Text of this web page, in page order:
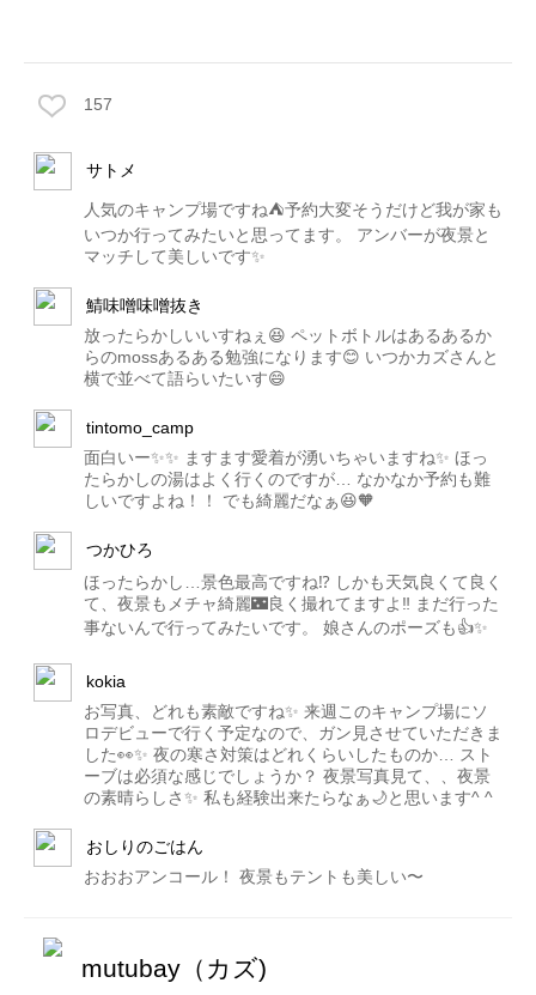
157
サトメ
人気のキャンプ場ですね⛺️予約大変そうだけど我が家も
いつか行ってみたいと思ってます。 アンバーが夜景と
マッチして美しいです✨
鯖味噌味噌抜き
放ったらかしいいすねぇ😆 ペットボトルはあるあるか
らのmossあるある勉強になります😊 いつかカズさんと
横で並べて語らいたいす😄
tintomo_camp
面白いー✨✨ ますます愛着が湧いちゃいますね✨ ほっ
たらかしの湯はよく行くのですが… なかなか予約も難
しいですよね！！ でも綺麗だなぁ😆🧡
つかひろ
ほったらかし…景色最高ですね⁉️ しかも天気良くて良く
て、夜景もメチャ綺麗🌃良く撮れてますよ‼️ まだ行った
事ないんで行ってみたいです。 娘さんのポーズも👍✨
kokia
お写真、どれも素敵ですね✨ 来週このキャンプ場にソ
ロデビューで行く予定なので、ガン見させていただきま
した👀✨ 夜の寒さ対策はどれくらいしたものか… スト
ーブは必須な感じでしょうか？ 夜景写真見て、、夜景
の素晴らしさ✨ 私も経験出来たらなぁ🌙と思います^ ^
おしりのごはん
おおおアンコール！ 夜景もテントも美しい〜
mutubay（カズ)